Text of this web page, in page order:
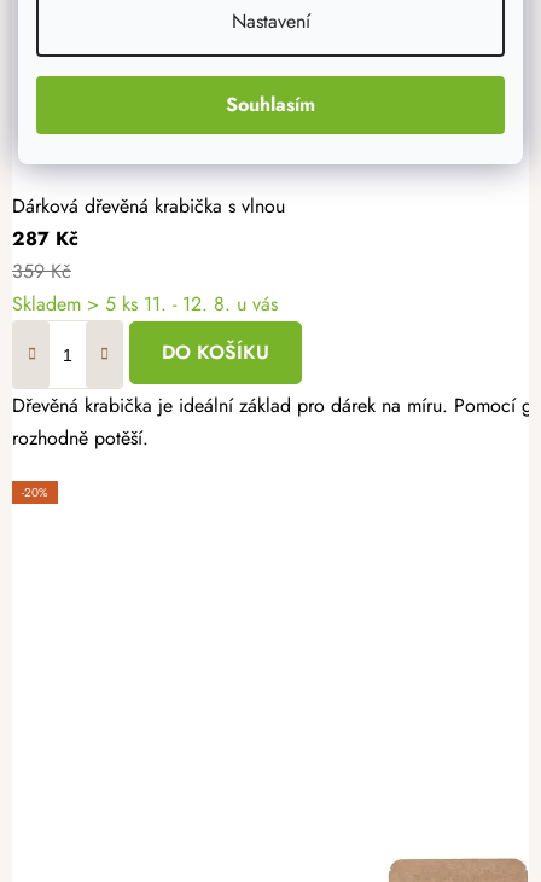
Nastavení
Souhlasím
Dárková dřevěná krabička s vlnou
287 Kč
359 Kč
Skladem > 5 ks 11. - 12. 8. u vás
DO KOŠÍKU
Dřevěná krabička je ideální základ pro dárek na míru. Pomocí
rozhodně potěší.
-20%